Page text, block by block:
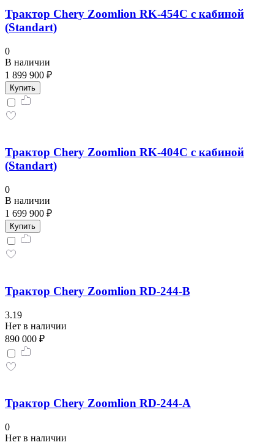
Трактор Chery Zoomlion RK-454C с кабиной
(Standart)
0
В наличии
1 899 900 ₽
Купить
Трактор Chery Zoomlion RK-404C с кабиной
(Standart)
0
В наличии
1 699 900 ₽
Купить
Трактор Chery Zoomlion RD-244-B
3.19
Нет в наличии
890 000 ₽
Трактор Chery Zoomlion RD-244-A
0
Нет в наличии